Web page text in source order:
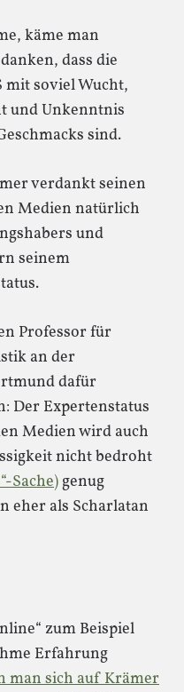
käme man
dass die
mit soviel Wucht,
und Unkenntnis
sind.
verdankt seinen
Medien natürlich
und
seinem
Professor für
an der
dafür
Der Expertenstatus
Medien wird auch
nicht bedroht
Sache)genug
eher als Scharlatan
zum Beispiel
Erfahrung
man sich auf Krämer